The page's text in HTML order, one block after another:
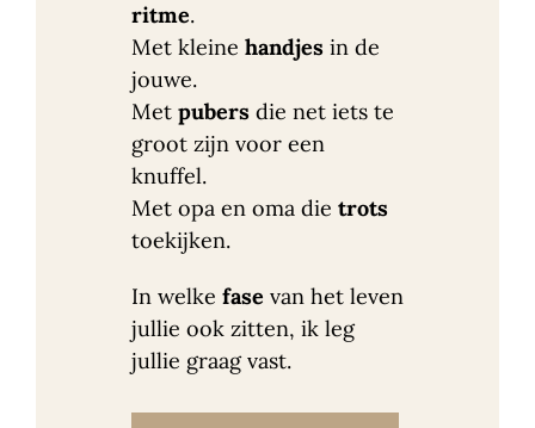
ritme.
Met kleine handjes in de
jouwe.
Met pubers die net iets te
groot zijn voor een
knuffel.
Met opa en oma die trots
toekijken.
In welke fase van het leven
jullie ook zitten, ik leg
jullie graag vast.